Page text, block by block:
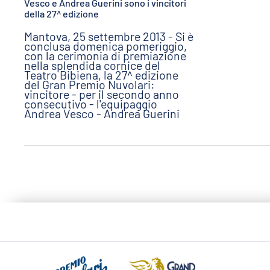
Vesco e Andrea Guerini sono i vincitori
della 27^ edizione
Mantova, 25 settembre 2013 - Si è
conclusa domenica pomeriggio,
con la cerimonia di premiazione
nella splendida cornice del
Teatro Bibiena, la 27^ edizione
del Gran Premio Nuvolari:
vincitore - per il secondo anno
consecutivo - l'equipaggio
Andrea Vesco - Andrea Guerini